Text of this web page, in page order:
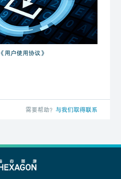
《用户使用协议》
需要帮助？ 与我们取得联系